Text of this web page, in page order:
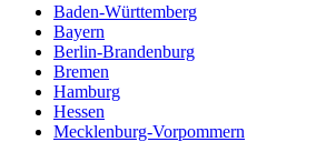
Baden-Württemberg
Bayern
Berlin-Brandenburg
Bremen
Hamburg
Hessen
Mecklenburg-Vorpommern